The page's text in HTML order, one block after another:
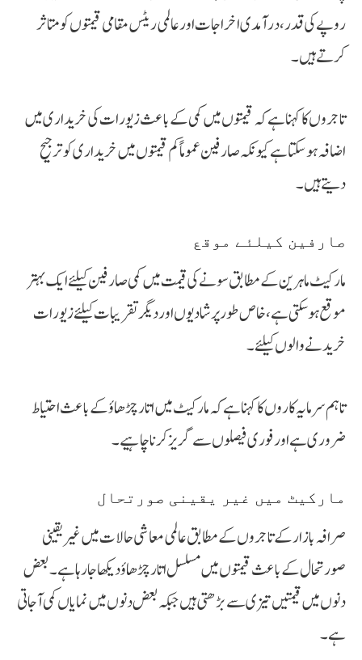
روپے کی قدر، درآمدی اخراجات اور عالمی ریٹس مقامی قیمتوں کو متاثر
کرتے ہیں۔
تاجروں کا کہنا ہے کہ قیمتوں میں کمی کے باعث زیورات کی خریداری میں
اضافہ ہو سکتا ہے کیونکہ صارفین عموماً کم قیمتوں میں خریداری کو ترجیح
دیتے ہیں۔
صارفین کیلئے موقع
مارکیٹ ماہرین کے مطابق سونے کی قیمت میں کمی صارفین کیلئے ایک بہتر
موقع ہو سکتی ہے، خاص طور پر شادیوں اور دیگر تقریبات کیلئے زیورات
خریدنے والوں کیلئے۔
تاہم سرمایہ کاروں کا کہنا ہے کہ مارکیٹ میں اتار چڑھاؤ کے باعث احتیاط
ضروری ہے اور فوری فیصلوں سے گریز کرنا چاہیے۔
مارکیٹ میں غیر یقینی صورتحال
صرافہ بازار کے تاجروں کے مطابق عالمی معاشی حالات میں غیر یقینی
صورتحال کے باعث قیمتوں میں مسلسل اتار چڑھاؤ دیکھا جا رہا ہے۔ بعض
دنوں میں قیمتیں تیزی سے بڑھتی ہیں جبکہ بعض دنوں میں نمایاں کمی آ جاتی
ہے۔